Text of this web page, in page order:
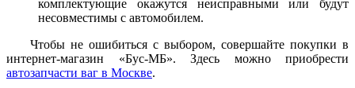
комплектующие окажутся неисправными или будут
несовместимы с автомобилем.
Чтобы не ошибиться с выбором, совершайте покупки в
интернет-магазин «Бус-МБ». Здесь можно приобрести
автозапчасти ваг в Москве.